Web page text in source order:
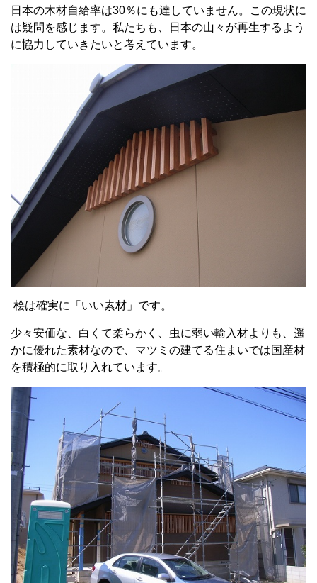
日本の木材自給率は30％にも達していません。この現状に
は疑問を感じます。私たちも、日本の山々が再生するよう
に協力していきたいと考えています。
桧は確実に「いい素材」です。
少々安価な、白くて柔らかく、虫に弱い輸入材よりも、遥
かに優れた素材なので、マツミの建てる住まいでは国産材
を積極的に取り入れています。